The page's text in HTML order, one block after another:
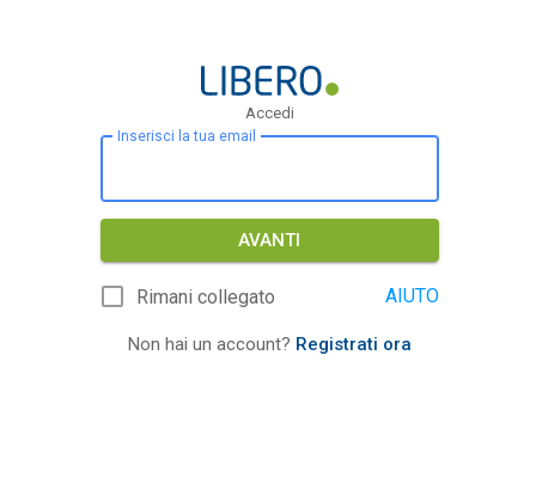
Accedi
Inserisci la tua email
AVANTI
Rimani collegato AIUTO
Non hai un account? Registrati ora